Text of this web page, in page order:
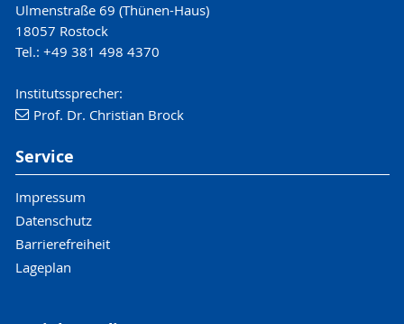
Ulmenstraße 69 (Thünen-Haus)
18057 Rostock
Tel.: +49 381 498 4370
Institutssprecher:
Prof. Dr. Christian Brock
Service
Impressum
Datenschutz
Barrierefreiheit
Lageplan